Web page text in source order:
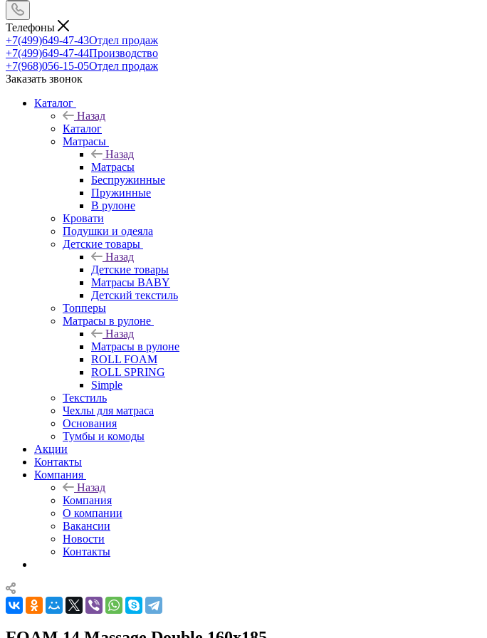
Телефоны
+7(499)649-47-43Отдел продаж
+7(499)649-47-44Производство
+7(968)056-15-05Отдел продаж
Заказать звонок
Каталог
Назад
Каталог
Матрасы
Назад
Матрасы
Беспружинные
Пружинные
В рулоне
Кровати
Подушки и одеяла
Детские товары
Назад
Детские товары
Матрасы BABY
Детский текстиль
Топперы
Матрасы в рулоне
Назад
Матрасы в рулоне
ROLL FOAM
ROLL SPRING
Simple
Текстиль
Чехлы для матраса
Основания
Тумбы и комоды
Акции
Контакты
Компания
Назад
Компания
О компании
Вакансии
Новости
Контакты